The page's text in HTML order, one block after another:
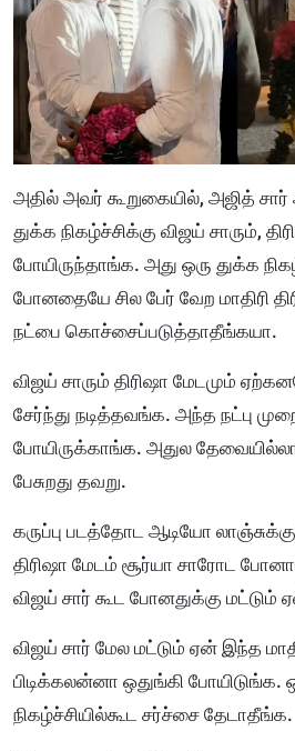
அதில் அவர் கூறுகையில், அஜித்
துக்க நிகழ்ச்சிக்கு விஜய் சாரும்,
போயிருந்தாங்க. அது ஒரு துக்க
போனதையே சில பேர் வேற மாதிரி
நட்பை கொச்சைப்படுத்தாதீங்கயா.
விஜய் சாரும் திரிஷா மேடமும்
சேர்ந்து நடித்தவங்க. அந்த நட்பு
போயிருக்காங்க. அதுல
பேசுறது தவறு.
கருப்பு படத்தோட ஆடியோ
திரிஷா மேடம் சூர்யா சாரோட
விஜய் சார் கூட போனதுக்கு
விஜய் சார் மேல மட்டும் ஏன் இந்த
பிடிக்கலன்னா ஒதுங்கி போயிடுங்க.
நிகழ்ச்சியில்கூட சர்ச்சை தேடாதீங்க.